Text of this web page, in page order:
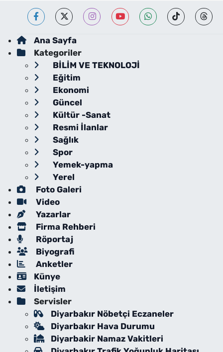
Ana Sayfa
Kategoriler
BİLİM VE TEKNOLOJİ
Eğitim
Ekonomi
Güncel
Kültür -Sanat
Resmi İlanlar
Sağlık
Spor
Yemek-yapma
Yerel
Foto Galeri
Video
Yazarlar
Firma Rehberi
Röportaj
Biyografi
Anketler
Künye
İletişim
Servisler
Diyarbakır Nöbetçi Eczaneler
Diyarbakır Hava Durumu
Diyarbakir Namaz Vakitleri